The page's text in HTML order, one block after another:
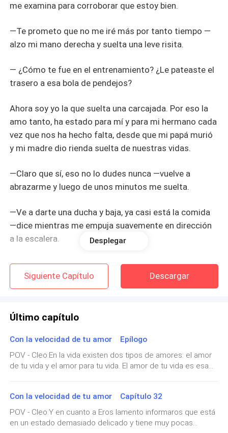
me examina para corroborar que estoy bien.
—Te prometo que no me iré más por tanto tiempo —
alzo mi mano derecha y suelta una leve risita.
— ¿Cómo te fue en el entrenamiento? ¿Le pateaste el
trasero a esa bola de pendejos?
Ahora soy yo la que suelta una carcajada. Por eso la
amo tanto, ha estado para mí y para mi hermano cada
vez que nos ha hecho falta, desde que mi papá murió
y mi madre dio rienda suelta de nuestras vidas.
—Claro que sí, eso no lo dudes nunca —vuelve a
abrazarme y luego de unos minutos me suelta.
—Ve a darte una ducha y baja, ya casi está la comida
—dice mientras me empuja suavemente en dirección
a la escalera.
—Vale vale, como ordenes mandame —me suelta y me
encamino a mi cuarto.
extraño se escucha desde el cuarto de mi hermano
por si está haciendo algo poco decente. Nadie me
responde así que abro la puerta encontrándome con
una escena muy graciosa.
— ¡Alain! —grito haciendo que se caiga de la silla
donde estaba parado.
Desplegar
Siguiente Capítulo Descargar
Último capítulo
Con la velocidad de tu amor Epílogo
POV - Cleo:En la vida existen dos tipos de amores: el amor
de tu vida y el amor para tu vida. El amor de tu vida es esa
aquel que se quedará para siempre en tu vida y te
acompañará en todo momento. Si te pones a reflexionar,
obviamente llegarás a la conclusión siguiente: ¿Por qué no
puedo tener todas esas sensaciones en una misma
Con la velocidad de tu amor Capítulo 32
POV - Cleo:Y en cuanto a Eros lamento informaros que está
en un estado demasiado delicado y tiene muy pocas